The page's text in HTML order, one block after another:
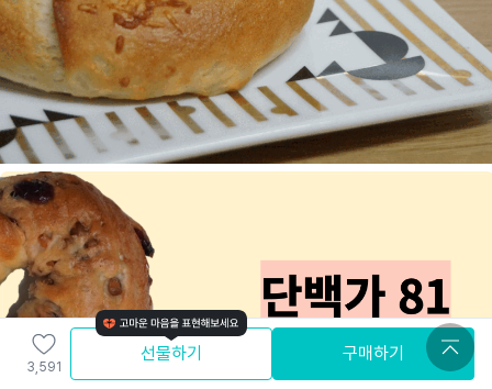
3,591
선물하기 구매하기